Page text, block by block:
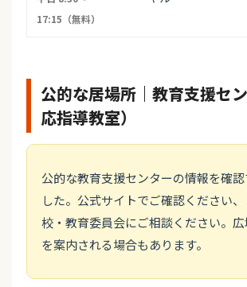
17:15（無料）
公的な居場所｜教育支援セ
応指導教室）
公的な教育支援センターの情報を確
した。公式サイトでご確認ください
校・教育委員会にご相談ください。
を案内される場合もあります。